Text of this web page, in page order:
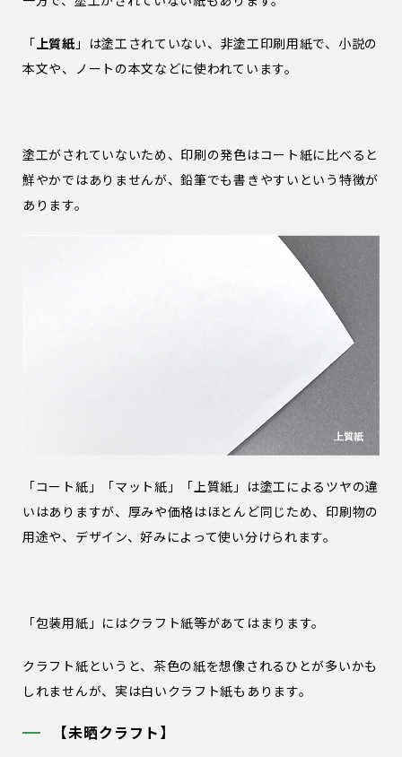
「上質紙 」は塗工されていない、非塗工印刷用紙で、小説の
本文や、ノートの本文などに使われています。
塗工がされていないため、印刷の発色はコート紙に比べると
鮮やかではありませんが、鉛筆でも書きやすいという特徴が
あります。
「コート紙」「マット紙」「上質紙」は塗工によるツヤの違
いはありますが、厚みや価格はほとんど同じため、印刷物の
用途や、デザイン、好みによって使い分けられます。
「包装用紙」にはクラフト紙等があてはまります。
クラフト紙というと、茶色の紙を想像されるひとが多いかも
しれませんが、実は白いクラフト紙もあります。
【未晒クラフト】